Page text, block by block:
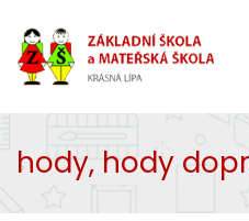
hody, hody